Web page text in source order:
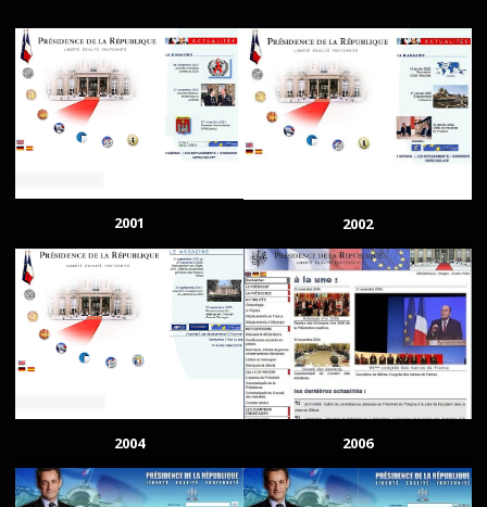
2001 2002
2004 2006